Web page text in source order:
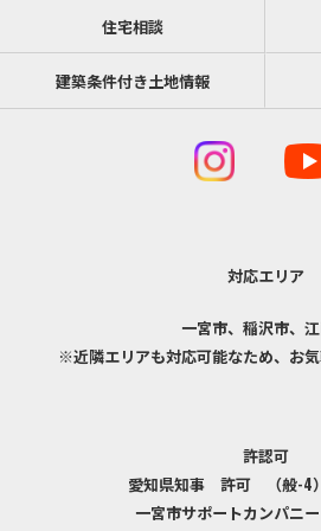
住宅相談
建築条件付き土地情報
対応エリア
一宮市、稲沢市、
※近隣エリアも対応可能なため、お気
許認可
愛知県知事 許可 （般-4
一宮市サポートカンパニ